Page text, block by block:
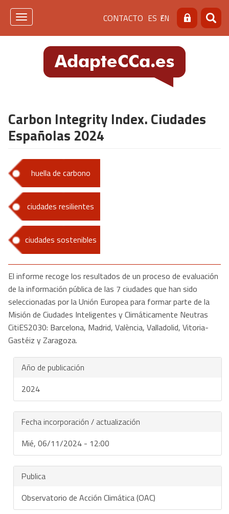
Pasar
Menú
de
cabecera
[contacto]
CONTACTO ES EN Buscar
Toggle
Carbon Integrity Index. Ciudades
Españolas 2024
huella de carbono
ciudades resilientes
ciudades sostenibles
El informe recoge los resultados de un proceso de evaluación
de la información pública de las 7 ciudades que han sido
seleccionadas por la Unión Europea para formar parte de la
Misión de Ciudades Inteligentes y Climáticamente Neutras
CitiES2030: Barcelona, Madrid, València, Valladolid, Vitoria-
Gastéiz y Zaragoza.
Año de publicación
2024
Fecha incorporación / actualización
Mié, 06/11/2024 - 12:00
Publica
Observatorio de Acción Climática (OAC)